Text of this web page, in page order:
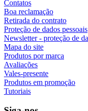
Contatos
Boa reclamação
Retirada do contrato
Proteção de dados pessoais
Newsletter - proteção de
Mapa do site
Produtos por marca
Avaliações
Vales-presente
Produtos em promoção
Tutoriais